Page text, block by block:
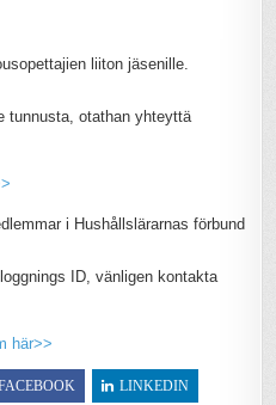
liiton jäsenille.
tunnusta, otathan yhteyttä
i Hushållslärarnas förbund
ID, vänligen kontakta
här>>
LINKEDIN